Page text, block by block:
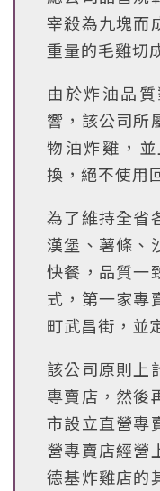
宰殺為九塊而
重量的毛雞切
由於炸油品
響，該公司所
物油炸雞，
換，絕不使用
為了維持全省
漢堡、薯條、
快餐，品質一
式，第一家專
町武昌街，並
該公司原則上
專賣店，然後
市設立直營專
營專賣店經營
德基炸雞店的